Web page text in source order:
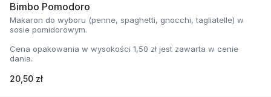
Bimbo Pomodoro
Makaron do wyboru (penne, spaghetti, gnocchi, tagliatelle) w
sosie pomidorowym.
Cena opakowania w wysokości 1,50 zł jest zawarta w cenie
dania.
20,50 zł